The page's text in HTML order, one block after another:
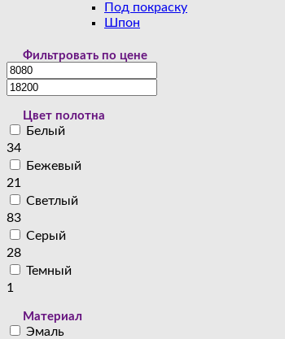
Под покраску
Шпон
Фильтровать по цене
Цвет полотна
Белый
34
Бежевый
21
Светлый
83
Серый
28
Темный
1
Материал
Эмаль